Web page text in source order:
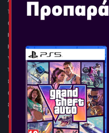
πλήρη, πλούσια και καθαρή
απαλές μεσαίες και
κορυφαία εμπειρία ήχου με
κάθε ακουστικό. Αυτά τα
για ταξίδια, μετακίνηση και
τύπου C παρέχει έως και 6
επιπλέον φορτίσεις.
ακουστικών από μαλακή
εξατομικευμένη εφαρμογή /
σφράγιση για μια ακόμα πιο